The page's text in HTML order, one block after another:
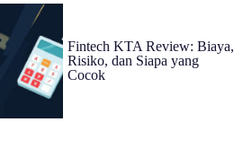
Fintech KTA Review: Biaya,
Risiko, dan Siapa yang
Cocok